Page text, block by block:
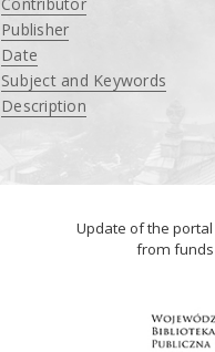
Publisher
Date
Subject and Keywords
Description
Update of the portal
from funds